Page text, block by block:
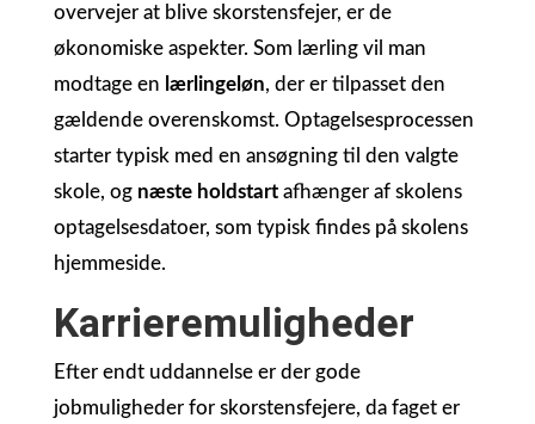
overvejer at blive skorstensfejer, er de
økonomiske aspekter. Som lærling vil man
modtage en lærlingeløn, der er tilpasset den
gældende overenskomst. Optagelsesprocessen
starter typisk med en ansøgning til den valgte
skole, og næste holdstartafhænger af skolens
optagelsesdatoer, som typisk findes på skolens
hjemmeside.
Karrieremuligheder
Efter endt uddannelse er der gode
jobmuligheder for skorstensfejere, da faget er